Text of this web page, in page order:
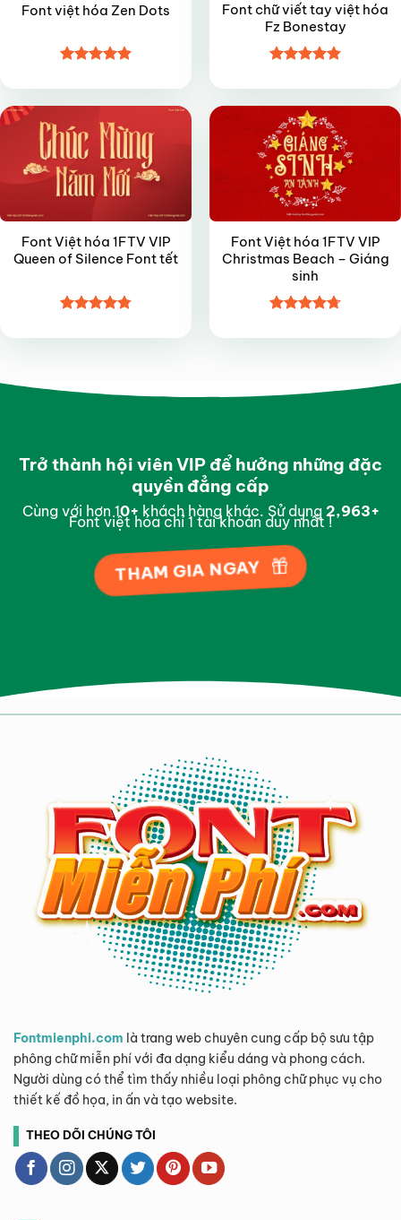
Font việt hóa Zen Dots
hạng4.95
sao
Font chữ viết tay việt hóa
Fz Bonestay
hạng4.95
sao
Font Việt hóa 1FTV VIP
Queen of Silence Font tết
hạng4.85
Font Việt hóa 1FTV VIP
Christmas Beach – Giáng
sinh
hạng4.75
Trở thành hội viên VIP để hưởng những đặc
quyền đẳng cấp
Cùng với hơn 10+ khách hàng khác. Sử dụng 2,997+
Font việt hóa chỉ 1 tài khoản duy nhất !
THAM GIA NGAY
Fontmienphi.com là trang web chuyên cung cấp bộ sưu tập
phông chữ miễn phí với đa dạng kiểu dáng và phong cách.
Người dùng có thể tìm thấy nhiều loại phông chữ phục vụ cho
thiết kế đồ họa, in ấn và tạo website.
THEO DÕI CHÚNG TÔI